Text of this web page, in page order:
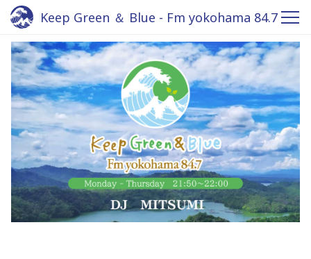
Keep Green ＆ Blue - Fm yokohama 84.7